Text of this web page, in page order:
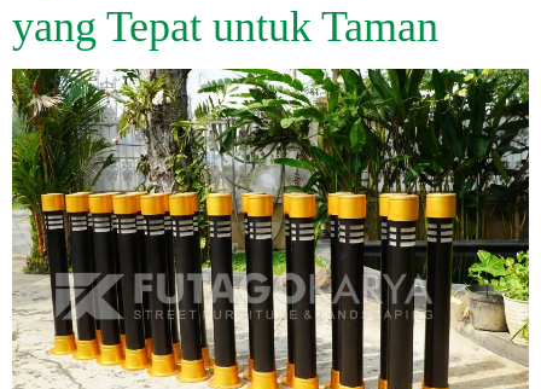
yang Tepat untuk Taman